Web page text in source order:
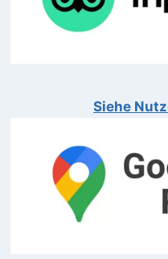
Siehe